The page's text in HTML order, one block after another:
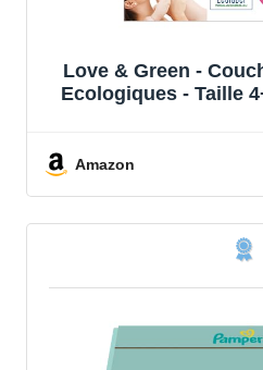
Love & Green -
Ecologiques - Taille
fuites et sans
Amazon